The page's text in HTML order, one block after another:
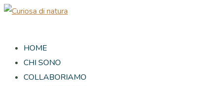
HOME
CHI SONO
COLLABORIAMO